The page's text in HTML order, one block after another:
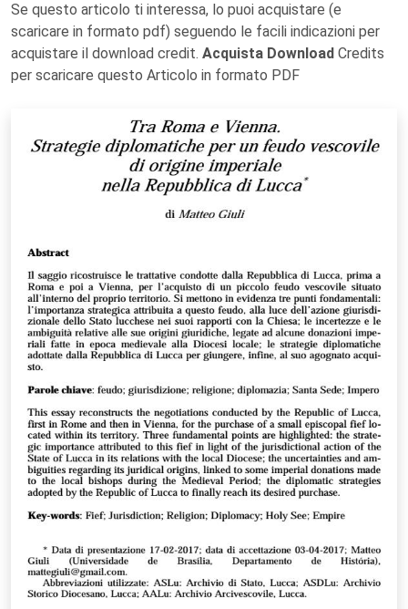
Se questo articolo ti interessa, lo puoi acquistare (e
scaricare in formato pdf) seguendo le facili indicazioni per
acquistare il download credit. Acquista Download Credits
per scaricare questo Articolo in formato PDF